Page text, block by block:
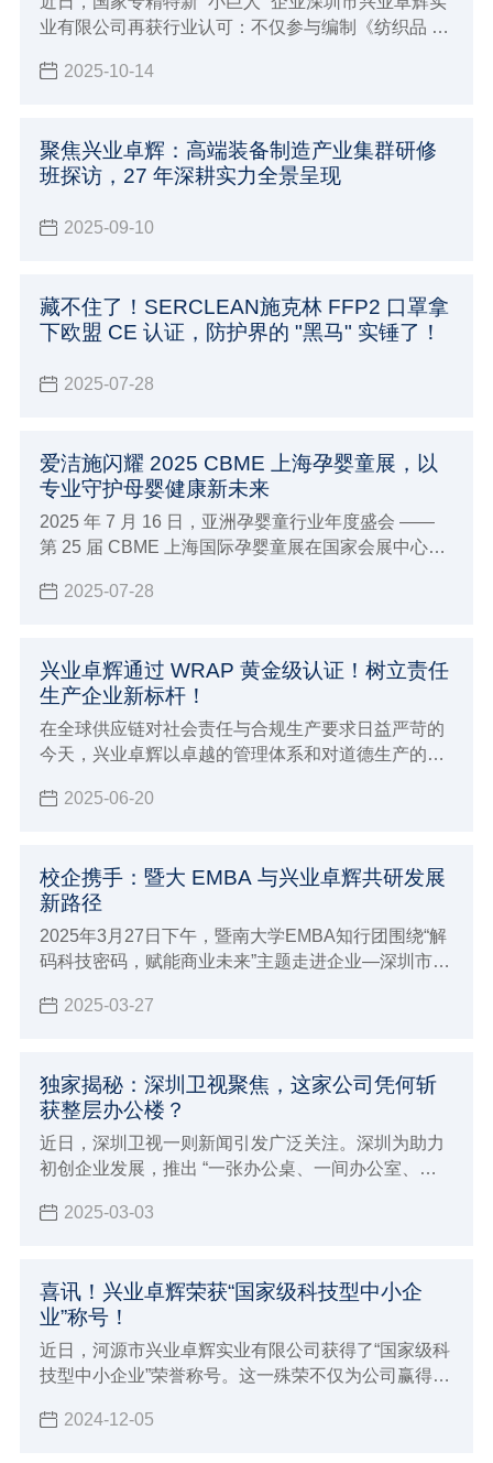
业有限公司再获行业认可：不仅参与编制《纺织品 纤
分子量聚乙烯纤维及纱线收缩率试验方法》的2项团
防护 防静电工作帽》（GB 31421-2025）现已正式发
布，实施后将会成为该方面的强制性标准。
2025-10-14
聚焦兴业卓辉：高端装备制造产业集群研修
班探访，27 年深耕实力全景呈现
2025-09-10
藏不住了！SERCLEAN施克林 FFP2 口罩拿
下欧盟 CE 认证，防护界的 "黑马" 实锤了！
2025-07-28
爱洁施闪耀 2025 CBME 上海孕婴童展，以
专业守护母婴健康新未来
2025 年 7 月 16 日，亚洲孕婴童行业年度盛会 ——
第 25 届 CBME 上海国际孕婴童展在国家会展中心
爱洁施亮相5-1E38 展位，携全系列创新产品与行业前
2025-07-28
兴业卓辉通过 WRAP 黄金级认证！树立责任
生产企业新标杆！
在全球供应链对社会责任与合规生产要求日益严苛的
今天，兴业卓辉以卓越的管理体系和对道德生产的坚
Accredited Production）黄金级认证！
2025-06-20
校企携手：暨大 EMBA 与兴业卓辉共研发展
新路径
2025年3月27日下午，暨南大学EMBA知行团围绕“解
码科技密码，赋能商业未来”主题走进企业—深圳市兴
2025-03-27
独家揭秘：深圳卫视聚焦，这家公司凭何斩
获整层办公楼？
近日，深圳卫视一则新闻引发广泛关注。深圳为助力
初创企业发展，推出 “一张办公桌、一间办公室、一
2025-03-03
喜讯！兴业卓辉荣获“国家级科技型中小企
业”称号！
近日，河源市兴业卓辉实业有限公司获得了“国家级科
技型中小企业”荣誉称号。这一殊荣不仅为公司赢得了
持、资金支持、技术合作等方面开辟了更为广阔的发
2024-12-05